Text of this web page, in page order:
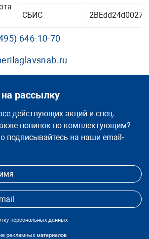
СБИС
646-10-70
рассылку
действующих акций и спец.
новинок по комплектующим?
подписывайтесь на наши email-
персональных данных
рекламных материалов